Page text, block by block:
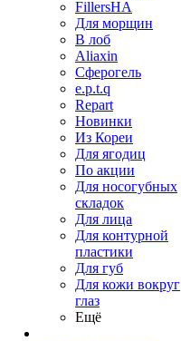
FillersHA
Для морщин
В лоб
Aliaxin
Сферогель
e.p.t.q
Repart
Новинки
Из Кореи
Для ягодиц
По акции
Для носогубных
складок
Для лица
Для контурной
пластики
Для губ
Для кожи вокруг
глаз
Ещё